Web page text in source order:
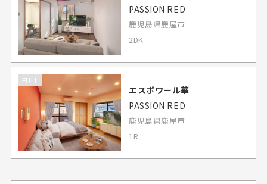
PASSION RED
鹿児島県鹿屋市
2DK
FULL
エスポワール華
PASSION RED
鹿児島県鹿屋市
1R